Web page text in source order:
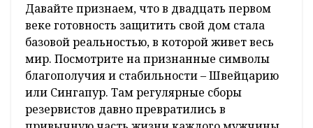
временно неработающие граждане
получают компенсацию в размере
минимальной заработной платы. Сборы не
бьют по семейному бюджету, и это
гарантировано законом.
Гражданский долг как элемент